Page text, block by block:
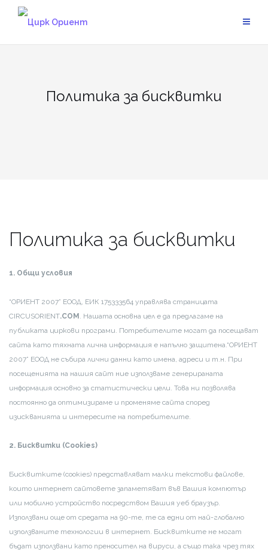
Политика за бисквитки
Политика за бисквитки
1. Общи условия
“ОРИЕНТ 2007” ЕООД, ЕИК 175333564 управлява страницата
CIRCUSORIENT.COM. Нашата основна цел е да предлагаме на
публиката циркови програми. Потребителите могат да посещават
сайта като тяхната лична информация е напълно защитена.“ОРИЕНТ
2007” ЕООД не събира лични данни като имена, адреси и т.н. При
посещенията на нашия сайт ние използваме генерираната
информация основно за статистически цели. Това ни позволява
постоянно да оптимизираме и променяме сайта според
изискванията и интересите на потребителите.
2. Бисквитки (Cookies)
Бисквитките (cookies) представляват малки текстови файлове,
които интернет сайтовете запаметяват във Вашия компютър
или мобилно устройство посредством Вашия уеб браузър.
Използвани още от средата на 90-те, те са едни от най-глобално
използваните технологии в интернет. Бисквитките не могат
бъдат използвани като преносител на вируси, а също така чрез тях